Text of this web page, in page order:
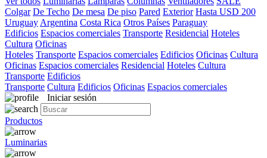
Colgar De Techo De mesa De piso Pared Exterior Hasta USD 200
Uruguay Argentina Costa Rica Otros Países Paraguay
Edificios Espacios comerciales Transporte Residencial Hoteles
Cultura Oficinas
Hoteles Transporte Espacios comerciales Edificios Oficinas Cultura
Oficinas Espacios comerciales Residencial Hoteles Cultura
Transporte Edificios
Transporte Cultura Edificios Oficinas Espacios comerciales
Iniciar sesión
Productos
Luminarias